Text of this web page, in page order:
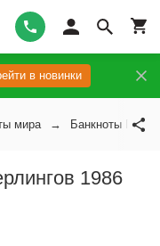
в новинки
мира Банкноты
1986